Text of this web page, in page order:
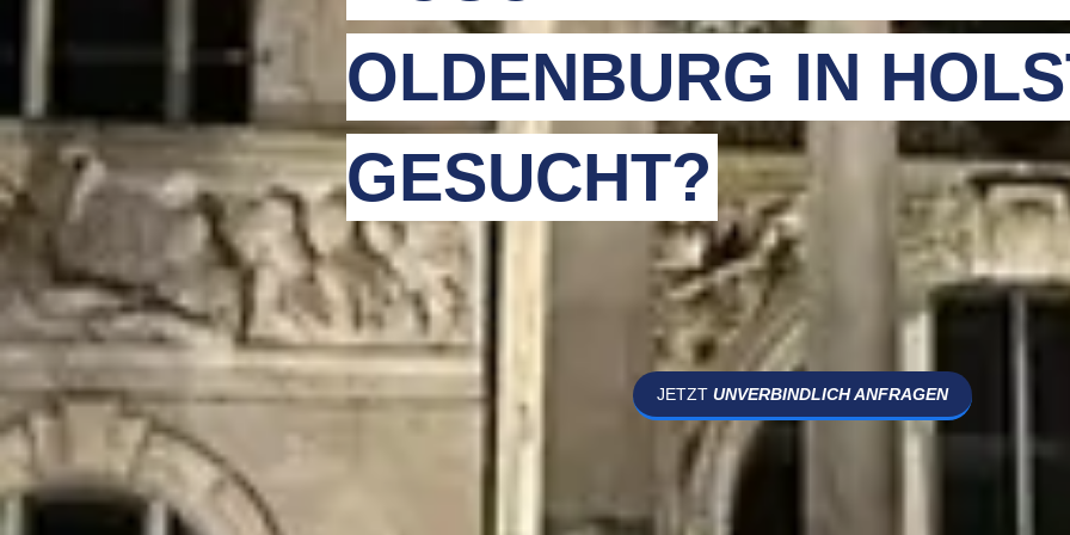
OLDENBURG IN
GESUCHT?
JETZT UNVERBINDLICH ANFRAGEN